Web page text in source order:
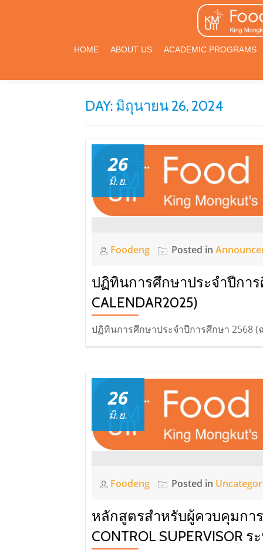
HOME ABOUT US ACADEMIC PROGRAMS
DAY: มิถุนายน 26, 2024
26
มิ.ย.
Foodeng Posted in
ปฏิทินการศึกษาประจำปีการ
CALENDAR2025)
ปฏิทินการศึกษาประจำปีการศึกษา 2568
26
มิ.ย.
Foodeng Posted in
หลักสูตรสำหรับผู้ควบคุมการ
CONTROL SUPERVISOR